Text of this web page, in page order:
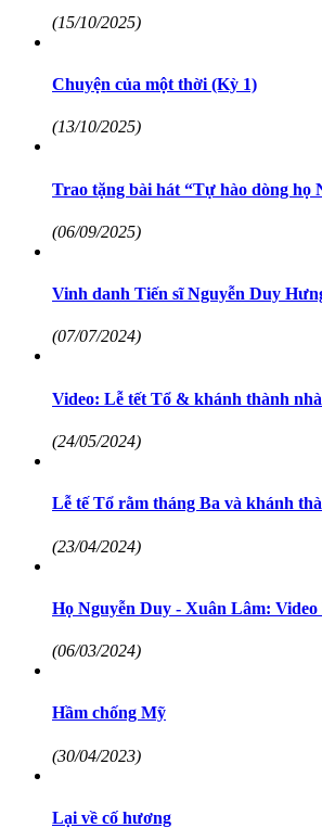
(15/10/2025)
Chuyện của một thời (Kỳ 1)
(13/10/2025)
Trao tặng bài hát “Tự hào dòng họ
(06/09/2025)
Vinh danh Tiến sĩ Nguyễn Duy
(07/07/2024)
Video: Lễ tết Tổ & khánh thành
(24/05/2024)
Lễ tế Tổ rằm tháng Ba và khánh
(23/04/2024)
Họ Nguyễn Duy - Xuân Lâm:
(06/03/2024)
Hầm chống Mỹ
(30/04/2023)
Lại về cố hương